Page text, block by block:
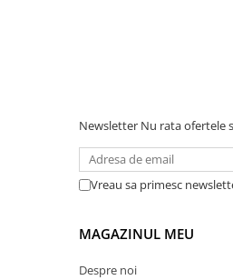
Newsletter Nu rata ofertele
Vreau sa primesc
MAGAZINUL MEU
Despre noi